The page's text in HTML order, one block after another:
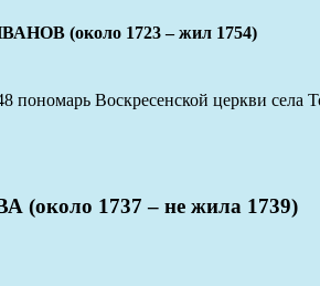
(около 1723 – жил 1754)
пономарь Воскресенской церкви
1737 – не жила 1739)